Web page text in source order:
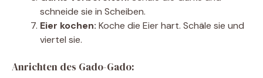
schneide sie in Scheiben.
Eier kochen: Koche die Eier hart. Schäle sie und
viertel sie.
Anrichten des Gado-Gado: